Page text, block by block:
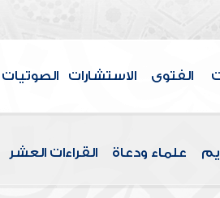
الفتوى الاستشارات الصوتيات
علماء ودعاة القراءات العشر